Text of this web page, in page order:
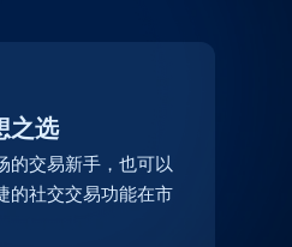
之选
的交易新手，也可以
的社交交易功能在市